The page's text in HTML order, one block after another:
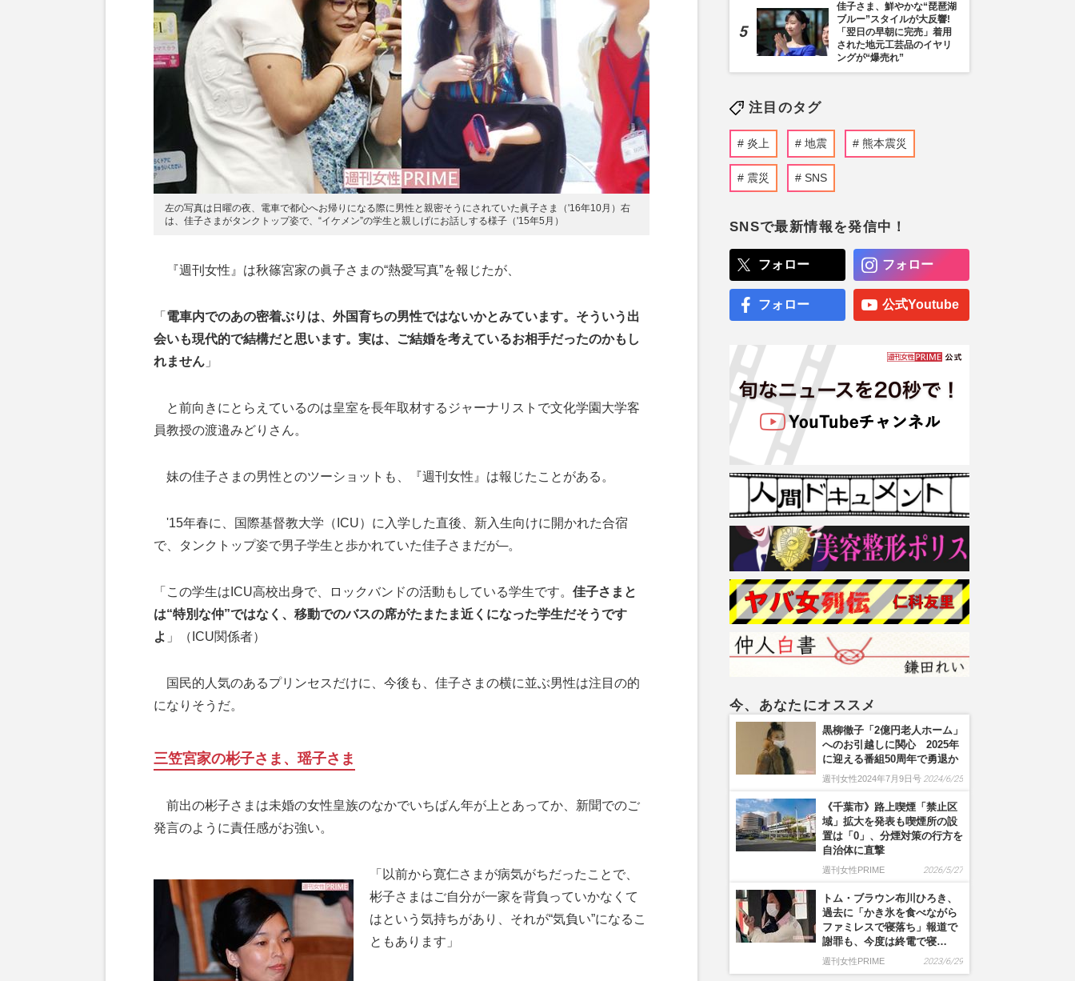
左の写真は日曜の夜、電車で都心へお帰りになる際に男性と親密そうにされていた眞子さま（'16年10月）右
は、佳子さまがタンクトップ姿で、“イケメン”の学生と親しげにお話しする様子（'15年5月）
『週刊女性』は秋篠宮家の眞子さまの“熱愛写真”を報じたが、
「 電車内でのあの密着ぶりは、外国育ちの男性ではないかとみています。そういう出
会いも現代的で結構だと思います。実は、ご結婚を考えているお相手だったのかもし
れません 」
と前向きにとらえているのは皇室を長年取材するジャーナリストで文化学園大学客
員教授の渡邉みどりさん。
妹の佳子さまの男性とのツーショットも、『週刊女性』は報じたことがある。
'15年春に、国際基督教大学（ICU）に入学した直後、新入生向けに開かれた合宿
で、タンクトップ姿で男子学生と歩かれていた佳子さまだが─。
「この学生はICU高校出身で、ロックバンドの活動もしている学生です。 佳子さまと
は“特別な仲”ではなく、移動でのバスの席がたまたま近くになった学生だそうです
よ 」（ICU関係者）
国民的人気のあるプリンセスだけに、今後も、佳子さまの横に並ぶ男性は注目の的
になりそうだ。
三笠宮家の彬子さま、瑶子さま
前出の彬子さまは未婚の女性皇族のなかでいちばん年が上とあってか、新聞でのご
発言のように責任感がお強い。
「以前から寛仁さまが病気がちだったことで、
彬子さまはご自分が一家を背負っていかなくて
はという気持ちがあり、それが“気負い”になるこ
ともあります」
佳子さま、鮮やかな“琵琶湖
ブルー”スタイルが大反響!
「翌日の早朝に完売」着用
された地元工芸品のイヤリ
ングが“爆売れ”
注目のタグ
炎上 地震 熊本震災
震災 SNS
SNSで最新情報を発信中！
フォロー フォロー
フォロー 公式Youtube
今、あなたにオススメ
黒柳徹子「2億円老人ホーム」
へのお引越しに関心 2025年
に迎える番組50周年で勇退か
週刊女性2024年7月9日号 2024/6/25
《千葉市》路上喫煙「禁止区
域」拡大を発表も喫煙所の設
置は「0」、分煙対策の行方を
自治体に直撃
週刊女性PRIME 2026/5/27
トム・ブラウン布川ひろき、
過去に「かき氷を食べながら
ファミレスで寝落ち」報道で
謝罪も、今度は終電で寝…
週刊女性PRIME 2023/6/29